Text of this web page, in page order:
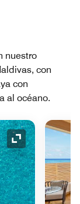
nuestro
con
con
al océano.
Icono de